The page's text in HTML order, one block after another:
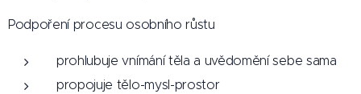
Podpoření procesu osobního růstu
prohlubuje vnímání těla a uvědomění sebe sama
propojuje tělo-mysl-prostor